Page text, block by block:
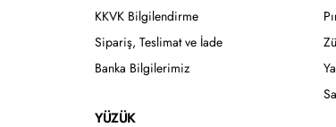
KKVK Bilgilendirme
Sipariş, Teslimat ve İade
Banka Bilgilerimiz
YÜZÜK